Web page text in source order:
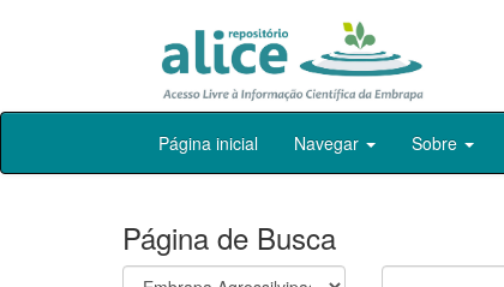
Skip
Página inicial Navegar Sobre
Página de Busca